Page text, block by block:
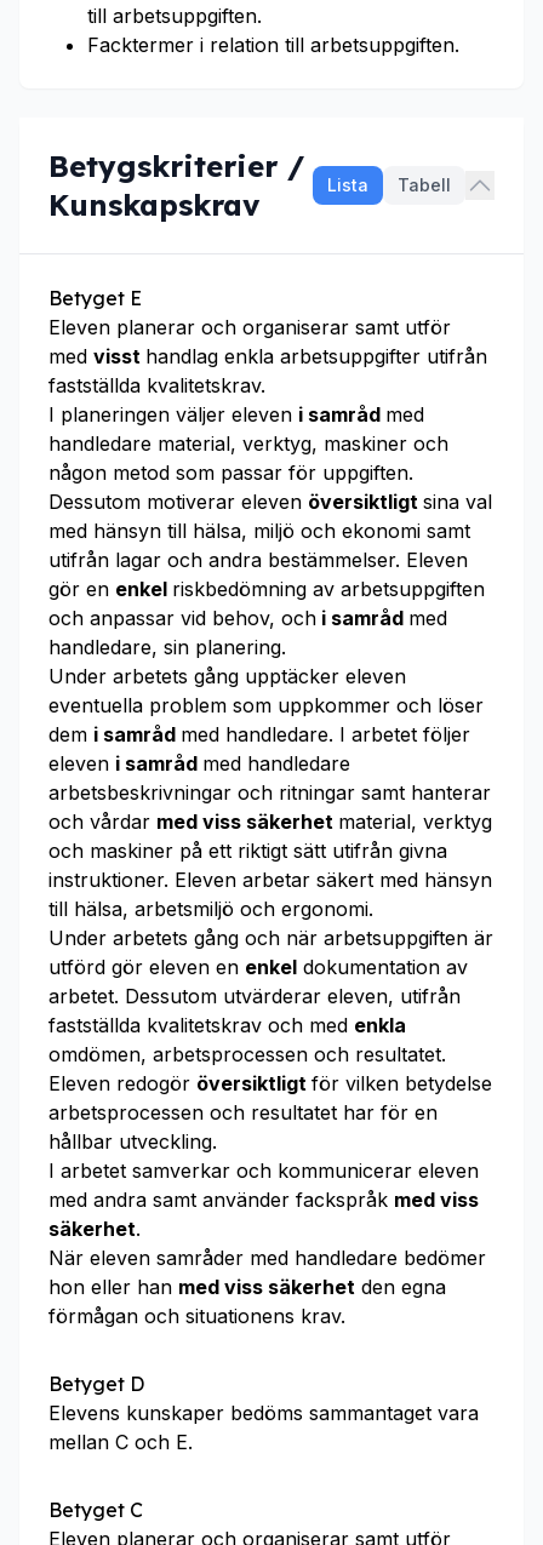
till arbetsuppgiften.
Facktermer i relation till arbetsuppgiften.
Betygskriterier /
Kunskapskrav
Lista Tabell
Betyget E
Eleven planerar och organiserar samt utför
med visst handlag enkla arbetsuppgifter utifrån
fastställda kvalitetskrav.
I planeringen väljer eleven i samråd med
handledare material, verktyg, maskiner och
någon metod som passar för uppgiften.
Dessutom motiverar eleven översiktligt sina val
med hänsyn till hälsa, miljö och ekonomi samt
utifrån lagar och andra bestämmelser. Eleven
gör en enkel riskbedömning av arbetsuppgiften
och anpassar vid behov, och i samråd med
handledare, sin planering.
Under arbetets gång upptäcker eleven
eventuella problem som uppkommer och löser
dem i samråd med handledare. I arbetet följer
eleven i samråd med handledare
arbetsbeskrivningar och ritningar samt hanterar
och vårdar med viss säkerhet material, verktyg
och maskiner på ett riktigt sätt utifrån givna
instruktioner. Eleven arbetar säkert med hänsyn
till hälsa, arbetsmiljö och ergonomi.
Under arbetets gång och när arbetsuppgiften är
utförd gör eleven en enkel dokumentation av
arbetet. Dessutom utvärderar eleven, utifrån
fastställda kvalitetskrav och med enkla
omdömen, arbetsprocessen och resultatet.
Eleven redogör översiktligt för vilken betydelse
arbetsprocessen och resultatet har för en
hållbar utveckling.
I arbetet samverkar och kommunicerar eleven
med andra samt använder fackspråk med viss
säkerhet.
När eleven samråder med handledare bedömer
hon eller han med viss säkerhet den egna
förmågan och situationens krav.
Betyget D
Elevens kunskaper bedöms sammantaget vara
mellan C och E.
Betyget C
Eleven planerar och organiserar samt utför